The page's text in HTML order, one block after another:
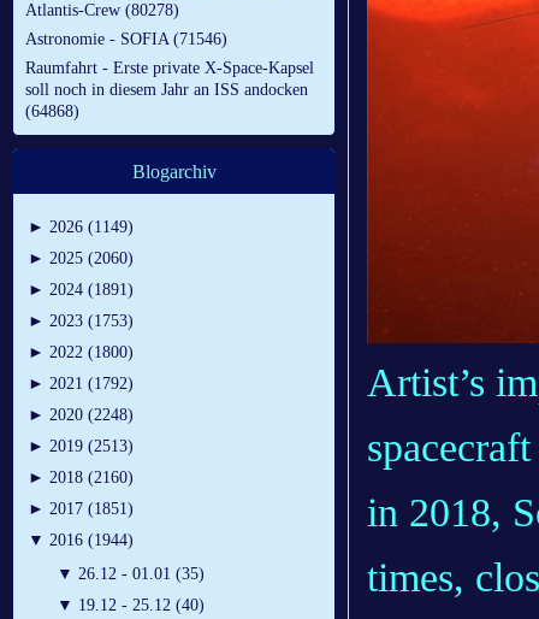
Atlantis-Crew (80278)
Astronomie - SOFIA (71546)
Raumfahrt - Erste private X-Space-Kapsel
soll noch in diesem Jahr an ISS andocken
(64868)
Blogarchiv
► 2026 (1149)
► 2025 (2060)
► 2024 (1891)
► 2023 (1753)
► 2022 (1800)
► 2021 (1792)
► 2020 (2248)
► 2019 (2513)
► 2018 (2160)
► 2017 (1851)
▼ 2016 (1944)
▼ 26.12 - 01.01 (35)
▼ 19.12 - 25.12 (40)
Artist’s
in 2018,
times,